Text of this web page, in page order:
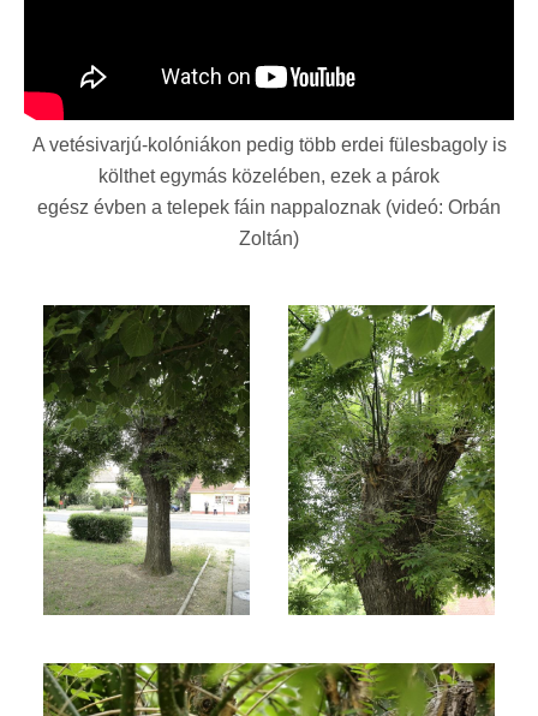
A vetésivarjú-kolóniákon pedig több erdei fülesbagoly is
költhet egymás közelében, ezek a párok
egész évben a telepek fáin nappaloznak (videó: Orbán
Zoltán)